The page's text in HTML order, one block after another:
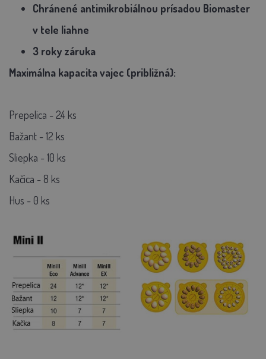
Chránené antimikrobiálnou prísadou Biomaster
v tele liahne
3 roky záruka
Maximálna kapacita vajec (približná):
Prepelica - 24 ks
Bažant - 12 ks
Sliepka - 10 ks
Kačica - 8 ks
Hus - 0 ks